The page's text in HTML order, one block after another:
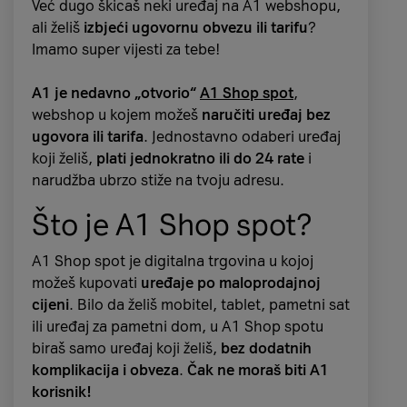
Temesigurnosti djece na internetu i zaštite
poslovanja tvrtki na konferenciji su sagledane
iz više perspektiva koje su, između ostalih,
predstavili iCaitlin Jenkins-Watson, voditeljica
zlostavljanja djece Nacionalne agencije za
kriminal Velike Britanije,
Mick Moran, stručnjak
s bogatim iskustvom u borbi protiv
iskorištavanja djece na internetu iz Irske,
Hrvoje Pavičić , voditelj Odjela za sigurnost za
jugoistočnu Europu IBM-a teNikola Dujmović
predsjednik Uprave SPAN-a.
Na panelu
lavandi, kadulja zelenoj, magleno plavoj i
bijeloj, a elegantan i lagan dizajn čine ga
idealnim za svakodnevnu upotrebu.
Osim toga, iPhone 17 nudi do 13 sati
dodatnog vremena za reprodukciju videa u
odnosu na prethodnu generaciju. Uz to,
podržava brzo punjenje koje omogućuje do
50 % napunjenosti za samo 20 minuta
idealna značajka kada si u žurbi.
Želim iPhone 17
Već dugo škicaš neki uređaj na A1 webshopu,
ali želiš izbjeći ugovornu obvezu ili tarifu?
Imamo super vijesti za tebe!
A1 je nedavno „otvorio“ A1 Shop spot,
webshop u kojem možeš naručiti uređaj bez
ugovora ili tarifa. Jednostavno odaberi uređaj
koji želiš, plati jednokratno ili do 24 rate i
narudžba ubrzo stiže na tvoju adresu.
Što je A1 Shop spot?
A1 Shop spot je digitalna trgovina u kojoj
možeš kupovati uređaje po maloprodajnoj
cijeni. Bilo da želiš mobitel, tablet, pametni sat
ili uređaj za pametni dom, u A1 Shop spotu
biraš samo uređaj koji želiš, bez dodatnih
komplikacija i obveza. Čak ne moraš biti A1
korisnik!